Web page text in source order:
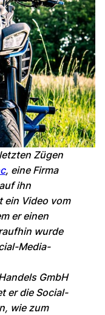
Zügen
, eine Firma
ihn
ein Video vom
er einen
wurde
Media-
GmbH
er die Social-
wie zum